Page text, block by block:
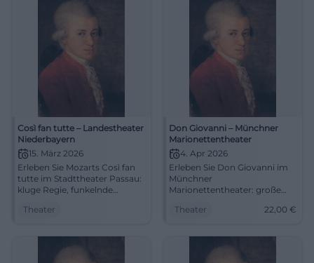
#LandshutOper
Così fan tutte – Landestheater
Niederbayern
15. März 2026
Erleben Sie Mozarts Così fan
tutte im Stadttheater Passau:
kluge Regie, funkelnde
Opernspaß. 15.03.2026, 18:00
Sinnliches Bühnenerlebnis –
jetzt Plätze sichern.
#PassauKultur
Theater
Don Giovanni – Münchner
Marionettentheater
4. Apr 2026
Erleben Sie Don Giovanni im
Münchner
Marionettentheater: große
Bilder, klare Dramaturgie. Sa
22 €. Intensives
Bühnenerlebnis – jetzt Tickets
sichern. #DonGiovanni
Theater 22,00 €